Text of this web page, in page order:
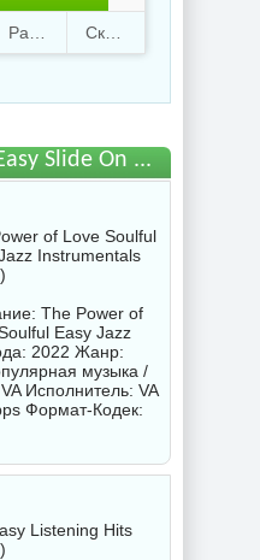
87 1.24 Gb
Slide On ...
of Love Soulful
Instrumentals
The Power of
Easy Jazz
2022 Жанр:
музыка /
Исполнитель: VA
Формат-Кодек:
Listening Hits